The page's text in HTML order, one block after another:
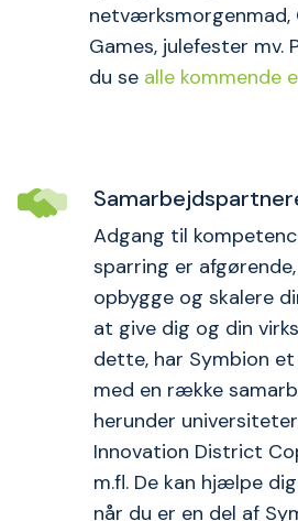
netværksmorgenmad,
Games, julefester mv.
du se alle kommende
Adgang til
sparring er
opbygge og skalere
at give dig og din
dette, har Symbion
med en række
herunder
Innovation District
m.fl. De kan hjælpe
når du er en del af